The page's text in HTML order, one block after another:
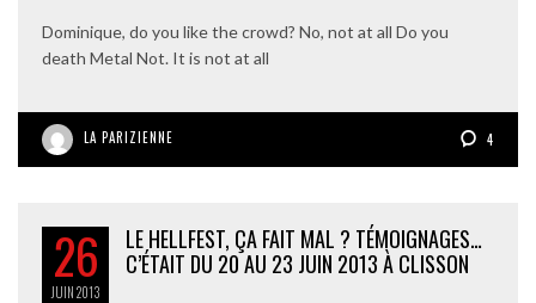
Dominique, do you like the crowd? No, not at all Do you
death Metal Not. It is not at all
LA PARIZIENNE 4
26
JUIN2013
LE HELLFEST, ÇA FAIT MAL ? TÉMOIGNAGES…
C’ÉTAIT DU 20 AU 23 JUIN 2013 À CLISSON